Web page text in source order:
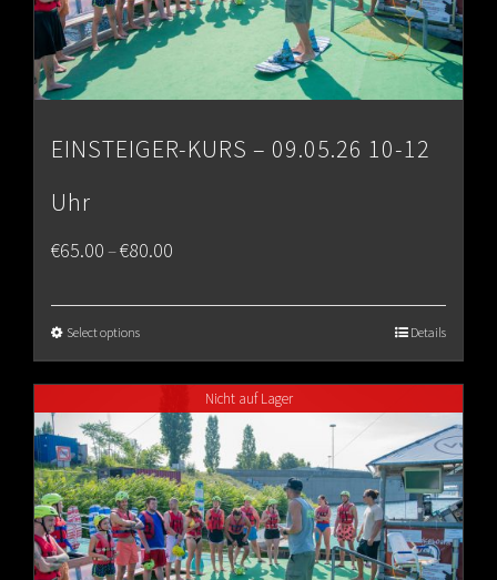
EINSTEIGER-KURS – 09.05.26 10-12
Uhr
€65.00–€80.00
€80.00
Select options Details
Nicht auf Lager